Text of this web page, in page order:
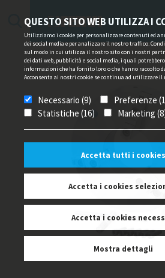
QUESTO SITO WEB UTILIZZA I
Utilizziamo i cookie per personalizzare contenuti ed
dei social media e per analizzare il nostro traffico.
sul modo in cui utilizza il nostro sito con i nostri
dei dati web, pubblicità e social media, i quali
informazioni che ha fornito loro o che hanno raccolto
Acconsenta ai nostri cookie se continua ad utilizzare il
Necessario (9)
Preferenze
Statistiche (16)
Marketing
Accetta tutti i cookies
Accetta i cookies
Accetta i cookies
Mostra dettagli